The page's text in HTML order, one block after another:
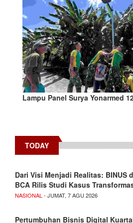
Lampu Panel Surya Yonarmed
TODAY
Dari Visi Menjadi Realitas: BINUS
BCA Rilis Studi Kasus
NASIONAL- JUMAT, 7 AGU 2026
Pertumbuhan Bisnis Digital